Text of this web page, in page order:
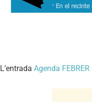
L’entrada Agenda